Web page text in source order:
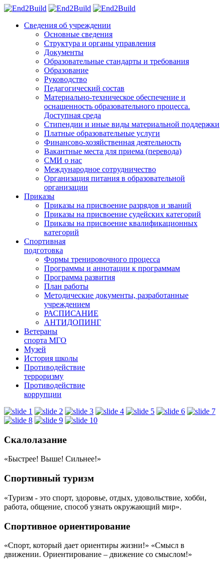
Сведения об учреждении
Основные сведения
Структура и органы управления
Документы
Образовательные стандарты и требования
Образование
Руководство
Педагогический состав
Материально-техническое обеспечение и
оснащенность образовательного процесса.
Доступная среда
Стипендии и иные виды материальной поддержки
Платные образовательные услуги
Финансово-хозяйственная деятельность
Вакантные места для приема (перевода)
СМИ о нас
Международное сотрудничество
Организация питания в образовательной
организации
Приказы
Приказы на присвоение разрядов и званий
Приказы на присвоение судейских категорий
Приказы на присвоение квалификационных
категорий
Спортивная
подготовка
Формы тренировочного процесса
Программы и аннотации к программам
Программа развития
План работы
Методические документы, разработанные
учреждением
РАСПИСАНИЕ
АНТИДОПИНГ
Ветераны
спорта МГО
Музей
История школы
Противодействие
терроризму
Противодействие
коррупции
Скалолазание
«Быстрее! Выше! Сильнее!»
Спортивный туризм
«Туризм - это спорт, здоровье, отдых, удовольствие, хобби,
работа, общение, способ узнать окружающий мир».
Спортивное ориентирование
«Спорт, который дает ориентиры жизни!» «Смысл в
движении. Ориентирование – движение со смыслом!»